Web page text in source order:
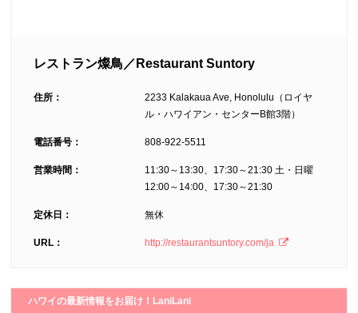
レストラン燦鳥／Restaurant Suntory
住所：
2233 Kalakaua Ave, Honolulu（ロイヤ
ル・ハワイアン・センターB館3階）
電話番号： 808-922-5511
営業時間：
11:30～13:30、17:30～21:30 土・日曜
12:00～14:00、17:30～21:30
定休日： 無休
URL： http://restaurantsuntory.com/ja
ハワイの最新情報をお届け！LaniLani